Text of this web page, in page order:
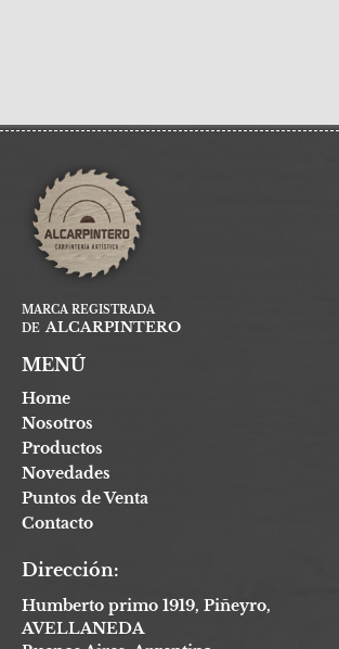
MARCA REGISTRADA
DE ALCARPINTERO
MENÚ
Home
Nosotros
Productos
Novedades
Puntos de Venta
Contacto
Dirección:
Humberto primo 1919, Piñeyro,
AVELLANEDA